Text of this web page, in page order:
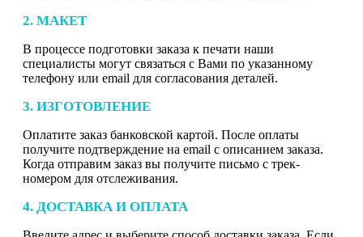
2. МАКЕТ
В процессе подготовки заказа к печати наши
специалисты могут связаться с Вами по указанному
телефону или email для согласования деталей.
3. ИЗГОТОВЛЕНИЕ
Оплатите заказ банковской картой. После оплаты
получите подтверждение на email с описанием заказа.
Когда отправим заказ вы получите письмо с трек-
номером для отслеживания.
4. ДОСТАВКА И ОПЛАТА